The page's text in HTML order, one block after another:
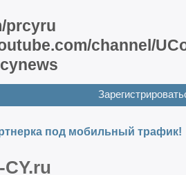
prcyru
channel/
под мобильный трафик!